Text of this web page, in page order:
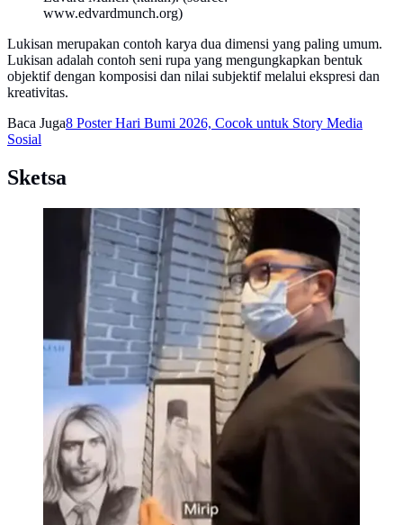
www.edvardmunch.org)
Lukisan merupakan contoh karya dua dimensi yang paling umum.
Lukisan adalah contoh seni rupa yang mengungkapkan bentuk
objektif dengan komposisi dan nilai subjektif melalui ekspresi dan
kreativitas.
Baca Juga8 Poster Hari Bumi 2026, Cocok untuk Story Media
Sosial
Sketsa